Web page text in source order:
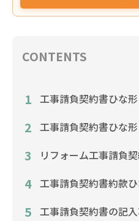
CONTENTS
1 工事請負契約書ひな
2 工事請負契約書ひな
3 リフォーム工事請負
4 工事請負契約書約款
5 工事請負契約書の記